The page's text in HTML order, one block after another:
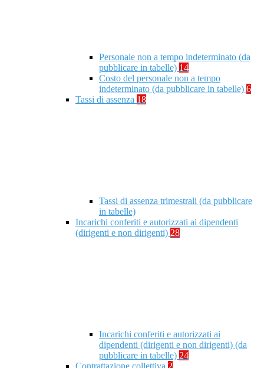
Personale non a tempo indeterminato (da
pubblicare in tabelle) 14
Costo del personale non a tempo
indeterminato (da pubblicare in tabelle) 6
Tassi di assenza 18
Tassi di assenza trimestrali (da pubblicare
in tabelle)
Incarichi conferiti e autorizzati ai dipendenti
(dirigenti e non dirigenti) 28
Incarichi conferiti e autorizzati ai
dipendenti (dirigenti e non dirigenti) (da
pubblicare in tabelle) 24